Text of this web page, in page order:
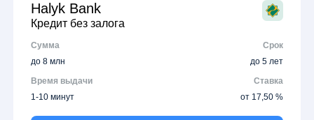
Halyk Bank
Кредит без залога
Сумма
Срок
до 8 млн
до 5 лет
Время выдачи
Ставка
1-10 минут
от 17,50 %